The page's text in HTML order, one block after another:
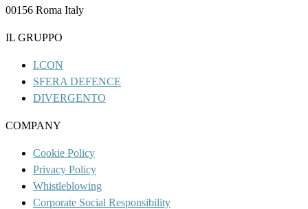
00156 Roma Italy
IL GRUPPO
I.CON
SFERA DEFENCE
DIVERGENTO
COMPANY
Cookie Policy
Privacy Policy
Whistleblowing
Corporate Social Responsibility